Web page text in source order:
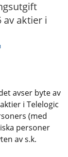
av aktier i
avser byte av
i Telelogic
(med
personer
av s.k.